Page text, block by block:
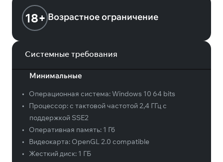
18+ Возрастное ограничение
Системные требования
Минимальные
• Операционная система:Windows 10 64 bits
•
Процессор:с тактовой частотой 2,4 ГГц с
поддержкой SSE2
•
Оперативная память: 1 Гб
•
Видеокарта: OpenGL 2.0 compatible
•
Жесткий диск: 1 ГБ